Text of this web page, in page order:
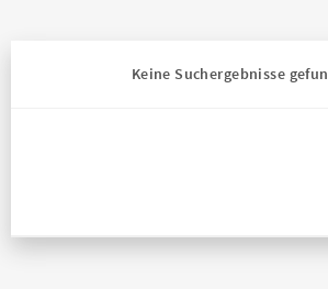
Keine Suchergebnisse